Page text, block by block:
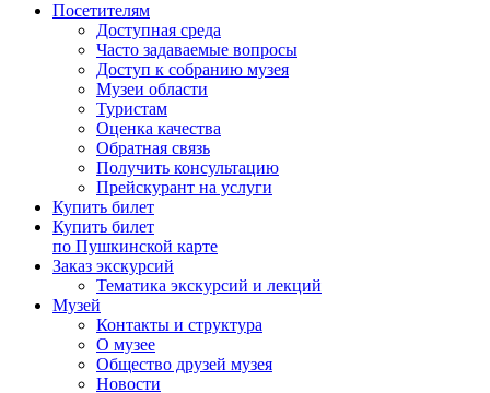
Посетителям
Доступная среда
Часто задаваемые вопросы
Доступ к собранию музея
Музеи области
Туристам
Оценка качества
Обратная связь
Получить консультацию
Прейскурант на услуги
Купить билет
Купить билет
по Пушкинской карте
Заказ экскурсий
Тематика экскурсий и лекций
Музей
Контакты и структура
О музее
Общество друзей музея
Новости